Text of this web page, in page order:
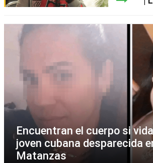
Encuentran el cuerpo si
joven cubana desparecida
Matanzas